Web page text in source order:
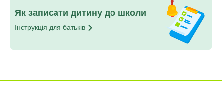
Як записати дитину до школи
Інструкція для батьків